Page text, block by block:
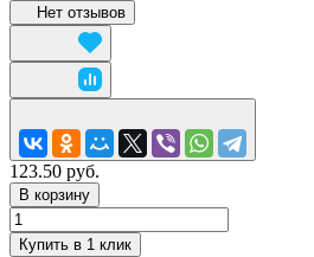
Нет отзывов
123.50 руб.
В корзину
Купить в 1 клик